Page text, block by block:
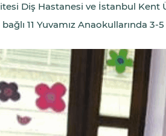
Diş Hastanesi ve İstanbul Kent
11 Yuvamız Anaokullarında